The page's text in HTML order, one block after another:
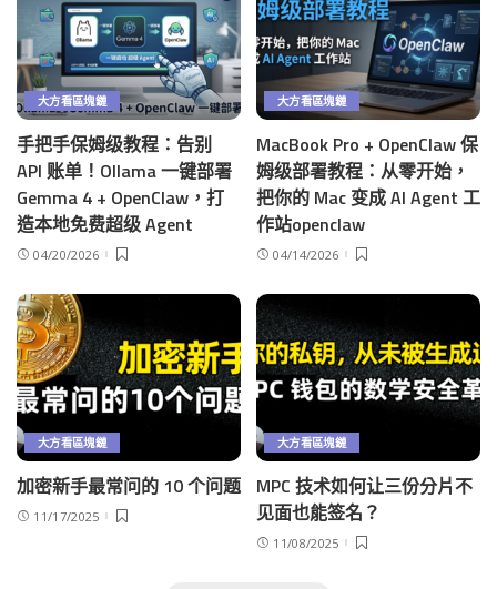
大方看區塊鏈
手把手保姆级教程：告别
API 账单！Ollama 一键部署
Gemma 4 + OpenClaw，打
造本地免费超级 Agent
04/20/2026
大方看區塊鏈
MacBook Pro + OpenClaw 保
姆级部署教程：从零开始，
把你的 Mac 变成 AI Agent 工
作站openclaw
04/14/2026
大方看區塊鏈
加密新手最常问的 10 个问题
11/17/2025
大方看區塊鏈
MPC 技术如何让三份分片不
见面也能签名？
11/08/2025